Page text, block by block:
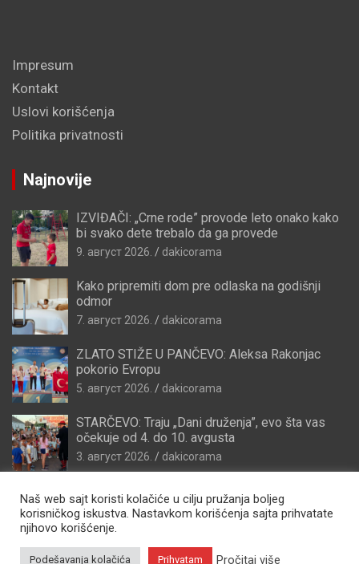
Impresum
Kontakt
Uslovi korišćenja
Politika privatnosti
Najnovije
IZVIĐAČI: „Crne rode” provode leto onako kako
bi svako dete trebalo da ga provede
9. август 2026. dakicorama
Kako pripremiti dom pre odlaska na godišnji
odmor
7. август 2026. dakicorama
ZLATO STIŽE U PANČEVO: Aleksa Rakonjac
pokorio Evropu
5. август 2026. dakicorama
STARČEVO: Traju „Dani druženja”, evo šta vas
očekuje od 4. do 10. avgusta
3. август 2026. dakicorama
Naš web sajt koristi kolačiće u cilju pružanja boljeg
korisničkog iskustva. Nastavkom korišćenja sajta prihvatate
njihovo korišćenje.
Podešavanja kolačića Prihvatam Pročitaj više